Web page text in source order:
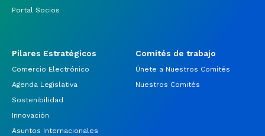
Portal Socios
Pilares Estratégicos
Comercio Electrónico
Agenda Legislativa
Sostenibilidad
Innovación
Asuntos Internacionales
Comités de trabajo
Únete a Nuestros Comités
Nuestros Comités